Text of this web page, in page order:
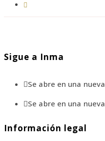
Sigue a Inma
Se abre en una
Se abre en una
Información legal